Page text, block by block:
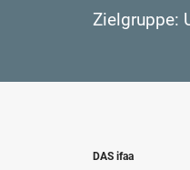
Zielgruppe:
DAS ifaa